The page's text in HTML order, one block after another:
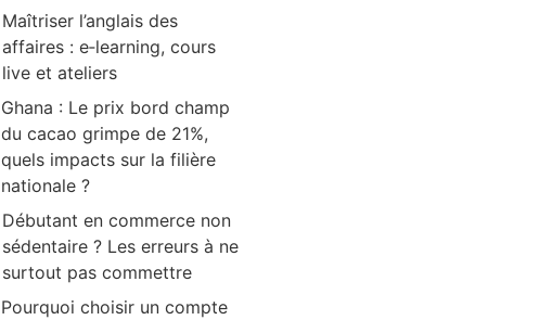
Maîtriser l’anglais des
affaires : e‑learning, cours
live et ateliers
Ghana : Le prix bord champ
du cacao grimpe de 21%,
quels impacts sur la filière
nationale ?
Débutant en commerce non
sédentaire ? Les erreurs à ne
surtout pas commettre
Pourquoi choisir un compte